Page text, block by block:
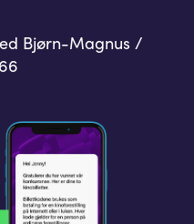
Bjørn-Magnus /